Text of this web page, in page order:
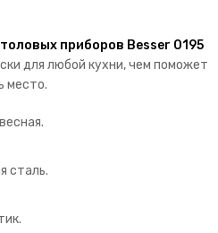
приборов Besser 0195
для любой кухни, чем поможет
место.
сталь.